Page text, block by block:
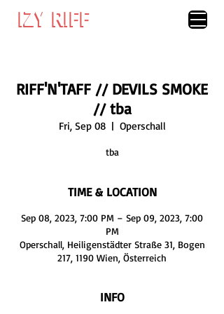
IZY RIFF
IZY RIFF
RIFF'N'TAFF // DEVILS SMOKE
// tba
Fri, Sep 08
  |
Operschall
tba
TIME & LOCATION
Sep 08, 2023, 7:00 PM – Sep 09, 2023, 7:00
PM
Operschall, Heiligenstädter Straße 31, Bogen
217, 1190 Wien, Österreich
INFO